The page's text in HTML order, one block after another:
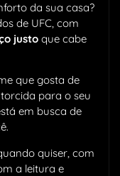
da sua casa?
de UFC, com
justo que cabe
que gosta de
para o seu
em busca de
quiser, com
a leitura e